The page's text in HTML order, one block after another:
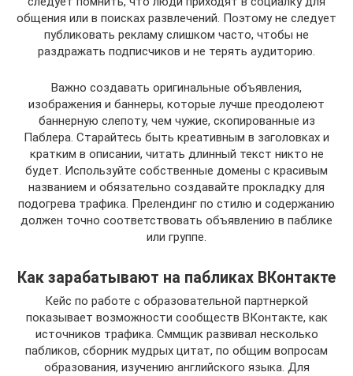
общения или в поисках развлечений. Поэтому не следует
публиковать рекламу слишком часто, чтобы не
раздражать подписчиков и не терять аудиторию.
Важно создавать оригинальные объявления,
изображения и баннеры, которые лучше преодолеют
баннерную слепоту, чем чужие, скопированные из
Паблера. Старайтесь быть креативным в заголовках и
кратким в описании, читать длинный текст никто не
будет. Используйте собственные домены с красивым
названием и обязательно создавайте прокладку для
подогрева трафика. Прелендинг по стилю и содержанию
должен точно соответствовать объявлению в паблике
или группе.
Как зарабатывают на пабликах ВКонтакте
Кейс по работе с образовательной партнеркой
показывает возможности сообществ ВКонтакте, как
источников трафика. Сммщик развивал несколько
пабликов, сборник мудрых цитат, по общим вопросам
образования, изучению английского языка. Для